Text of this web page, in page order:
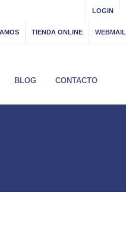
LOGIN
TIENDA ONLINE WEBMAIL
BLOG CONTACTO